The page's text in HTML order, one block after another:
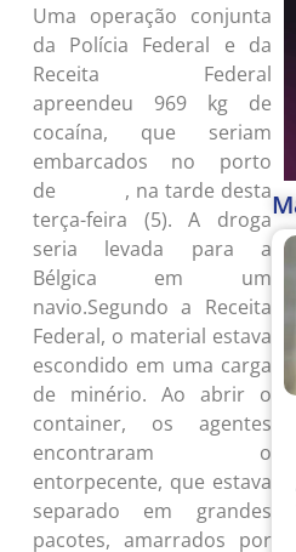
Uma operação conjunta
da Polícia Federal e da
Receita Federal
apreendeu 969 kg de
cocaína, que seriam
embarcados no porto
de
, na tarde desta
terça-feira (5). A droga
seria levada para a
Bélgica em um
navio.Segundo a Receita
Federal, o material estava
escondido em uma carga
de minério. Ao abrir o
container, os agentes
encontraram o
entorpecente, que estava
separado em grandes
pacotes, amarrados por